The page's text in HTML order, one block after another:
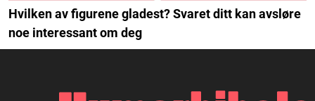
Hvilken av figurene gladest? Svaret ditt kan avsløre
noe interessant om deg